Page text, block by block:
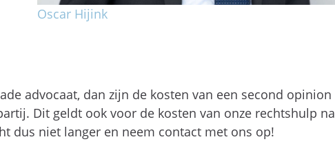
Oscar Hijink
advocaat, dan zijn de kosten van een second opinion
Dit geldt ook voor de kosten van onze rechtshulp na
dus niet langer en neem contact met ons op!